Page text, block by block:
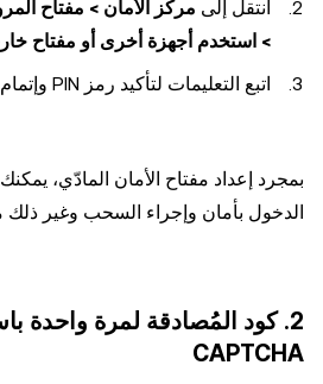
انتقل إلى مركز الأمان > مفتاح
> استخدم أجهزة أخرى أو مفتاح
اتبع التعليمات لتأكيد رمز PIN وإتمام عملية الربط
بمجرد إعداد مفتاح الأمان المادّي،
الدخول بأمان وإجراء السحب وغير
2. كود المُصادقة لمرة واحدة
CAPTCHA